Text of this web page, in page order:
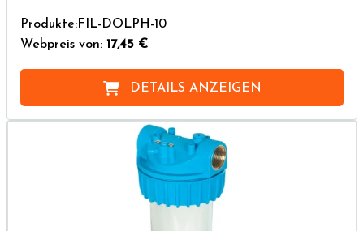
Produkte:FIL-DOLPH-10
Webpreis von: 17,45 €
DETAILS ANZEIGEN